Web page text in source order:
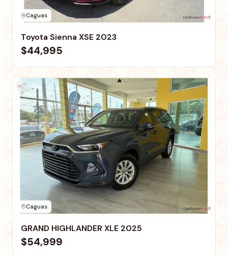
Caguas
Toyota Sienna XSE 2023
$44,995
Caguas
GRAND HIGHLANDER XLE 2025
$54,999